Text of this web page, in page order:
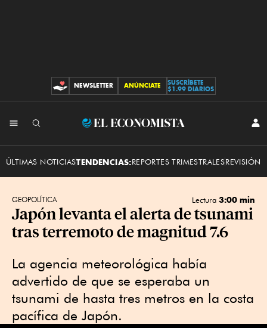
CONTRIBUCIONES
NEWSLETTER ANÚNCIATE
SUSCRÍBETE
$1.99 DIARIOS
El
ÚLTIMAS NOTICIASTENDENCIAS:REPORTES TRIMESTRALESREVISIÓN
GEOPOLÍTICA Lectura 3:00 min
Japón levanta el alerta de tsunami
tras terremoto de magnitud 7.6
La agencia meteorológica había
advertido de que se esperaba un
tsunami de hasta tres metros en la costa
pacífica de Japón.